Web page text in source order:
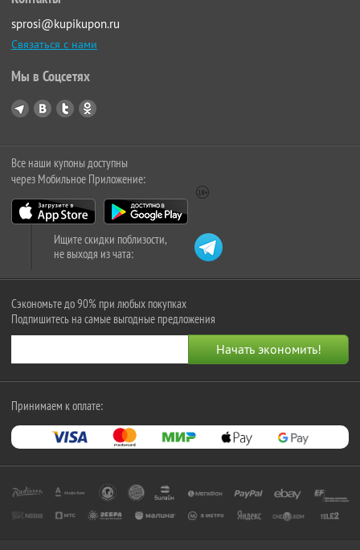
sprosi@kupikupon.ru
Связаться с нами
Мы в Соцсетях
Все наши купоны доступны
через Мобильное Приложение:
Ищите скидки поблизости,
не выходя из чата:
Сэкономьте до 90% при любых покупках
Подпишитесь на самые выгодные предложения
Принимаем к оплате: